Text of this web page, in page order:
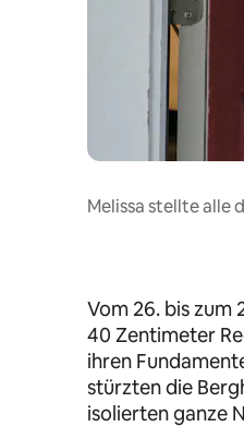
Melissa stellte alle
Vom 26. bis zum
40 Zentimeter
ihren
stürzten die
isolierten ganze